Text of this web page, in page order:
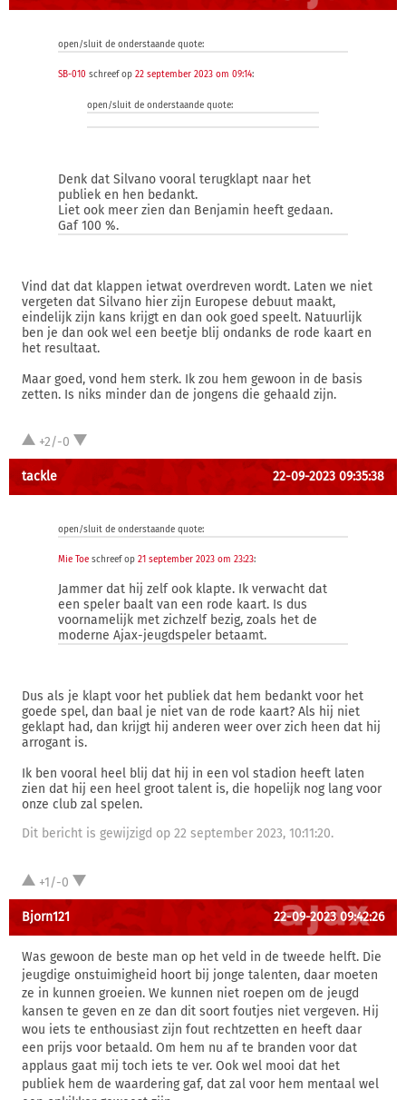
open/sluit de onderstaande quote:
SB-010 schreef op 22 september 2023 om 09:14:
open/sluit de onderstaande quote:
Denk dat Silvano vooral terugklapt naar het
publiek en hen bedankt.
Liet ook meer zien dan Benjamin heeft gedaan.
Gaf 100 %.
Vind dat dat klappen ietwat overdreven wordt. Laten we niet
vergeten dat Silvano hier zijn Europese debuut maakt,
eindelijk zijn kans krijgt en dan ook goed speelt. Natuurlijk
ben je dan ook wel een beetje blij ondanks de rode kaart en
het resultaat.
Maar goed, vond hem sterk. Ik zou hem gewoon in de basis
zetten. Is niks minder dan de jongens die gehaald zijn.
+2/-0
tackle 22-09-2023 09:35:38
open/sluit de onderstaande quote:
Mie Toe schreef op 21 september 2023 om 23:23:
Jammer dat hij zelf ook klapte. Ik verwacht dat
een speler baalt van een rode kaart. Is dus
voornamelijk met zichzelf bezig, zoals het de
moderne Ajax-jeugdspeler betaamt.
Dus als je klapt voor het publiek dat hem bedankt voor het
goede spel, dan baal je niet van de rode kaart? Als hij niet
geklapt had, dan krijgt hij anderen weer over zich heen dat hij
arrogant is.
Ik ben vooral heel blij dat hij in een vol stadion heeft laten
zien dat hij een heel groot talent is, die hopelijk nog lang voor
onze club zal spelen.
Dit bericht is gewijzigd op 22 september 2023, 10:11:20.
+1/-0
Bjorn121 22-09-2023 09:42:26
Was gewoon de beste man op het veld in de tweede helft. Die
jeugdige onstuimigheid hoort bij jonge talenten, daar moeten
ze in kunnen groeien. We kunnen niet roepen om de jeugd
kansen te geven en ze dan dit soort foutjes niet vergeven. Hij
wou iets te enthousiast zijn fout rechtzetten en heeft daar
een prijs voor betaald. Om hem nu af te branden voor dat
applaus gaat mij toch iets te ver. Ook wel mooi dat het
publiek hem de waardering gaf, dat zal voor hem mentaal wel